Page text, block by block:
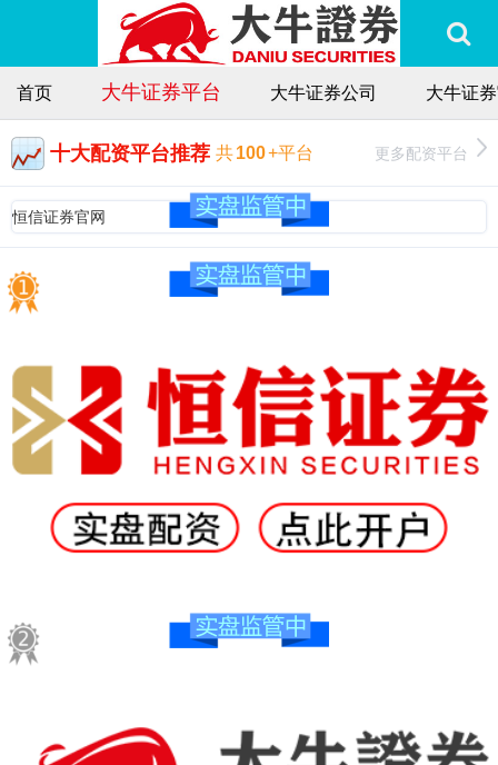
首页 大牛证券平台 大牛证券公司 大牛证
十大配资平台推荐 共100+平台 更多配资平台
恒信证券官网